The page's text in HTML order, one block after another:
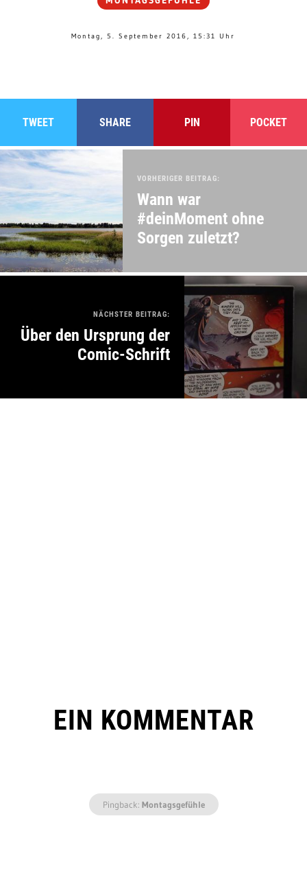
Montag, 5. September 2016, 15:31 Uhr
TWEET SHARE PIN POCKET
VORHERIGER BEITRAG:
Wann war
#deinMoment ohne
Sorgen zuletzt?
NÄCHSTER BEITRAG:
Über den Ursprung der
Comic-Schrift
EIN KOMMENTAR
Pingback: Montagsgefühle